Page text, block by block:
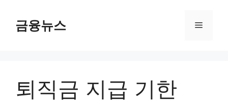
금융뉴스 메
퇴직금 지급 기한